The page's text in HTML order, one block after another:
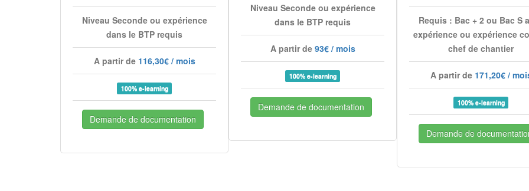
Niveau Seconde ou expérience
dans le BTP requis
A partir de 116,30€ / mois
100% e-learning
Demande de documentation
Niveau Seconde ou expérience
dans le BTP requis
A partir de 93€ / mois
100% e-learning
Demande de documentation
Requis : Bac + 2 ou Bac S
expérience ou expérience
chef de chantier
A partir de 171,20€ /
100% e-learning
Demande de